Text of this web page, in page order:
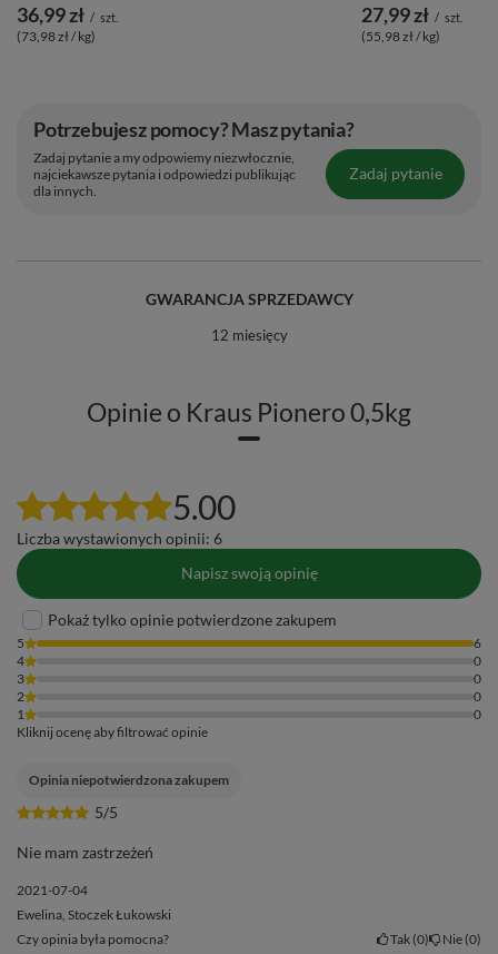
36,99 zł / szt.
(73,98 zł / kg)
27,99 zł / szt.
(55,98 zł / kg)
Potrzebujesz pomocy? Masz pytania?
Zadaj pytanie a my odpowiemy niezwłocznie,
najciekawsze pytania i odpowiedzi publikując
dla innych.
Zadaj pytanie
GWARANCJA SPRZEDAWCY
12 miesięcy
Opinie o Kraus Pionero 0,5kg
5.00
Liczba wystawionych opinii: 6
Napisz swoją opinię
Pokaż tylko opinie potwierdzone zakupem
5
6
4
0
3
0
2
0
1
0
Kliknij ocenę aby filtrować opinie
5/5
Opinia niepotwierdzona zakupem
Nie mam zastrzeżeń
2021-07-04
Ewelina, Stoczek Łukowski
Czy opinia była pomocna?
Tak 0 Nie 0